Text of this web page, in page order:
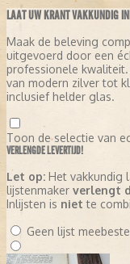
LAAT UW KRANT VAKKUNDIG
Maak de beleving
uitgevoerd door een
professionele
van modern zilver tot
inclusief helder glas.
Toon de selectie van
VERLENGDE LEVERTIJD!
Let op: Het vakkundig
lijstenmaker verlengt
Inlijsten is niet te
Geen lijst